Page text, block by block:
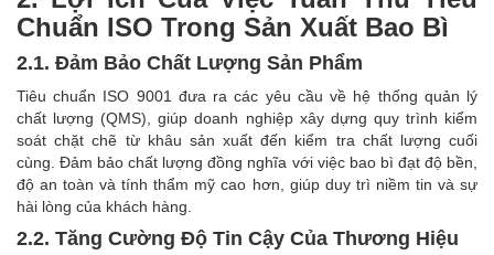
Chuẩn ISO Trong Sản Xuất Bao Bì
2.1. Đảm Bảo Chất Lượng Sản Phẩm
Tiêu chuẩn ISO 9001 đưa ra các yêu cầu về hệ thống quản lý
chất lượng (QMS), giúp doanh nghiệp xây dựng quy trình kiểm
soát chặt chẽ từ khâu sản xuất đến kiểm tra chất lượng cuối
cùng. Đảm bảo chất lượng đồng nghĩa với việc bao bì đạt độ bền,
độ an toàn và tính thẩm mỹ cao hơn, giúp duy trì niềm tin và sự
hài lòng của khách hàng.
2.2. Tăng Cường Độ Tin Cậy Của Thương Hiệu